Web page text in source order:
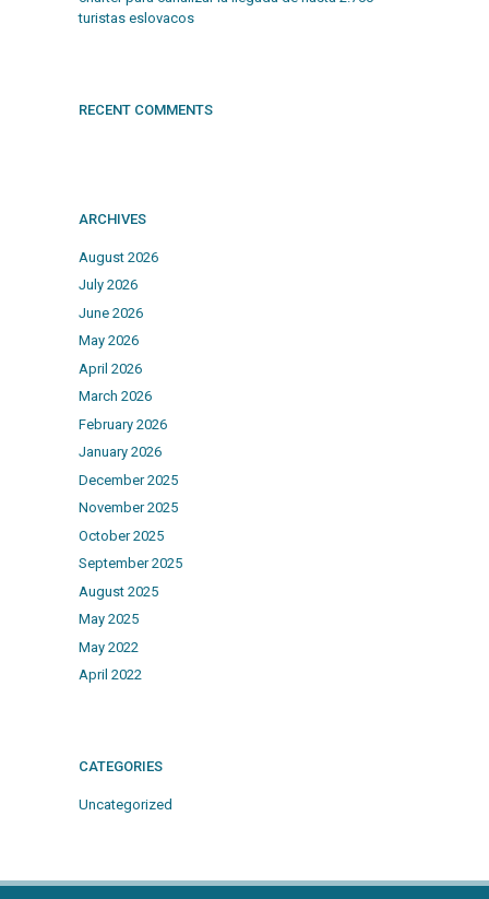
turistas eslovacos
RECENT COMMENTS
ARCHIVES
August 2026
July 2026
June 2026
May 2026
April 2026
March 2026
February 2026
January 2026
December 2025
November 2025
October 2025
September 2025
August 2025
May 2025
May 2022
April 2022
CATEGORIES
Uncategorized